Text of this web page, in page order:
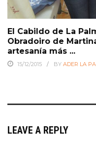
El Cabildo de La
Obradoiro de
artesanía más ...
15/12/2015 BY ADER LA
LEAVE A REPLY